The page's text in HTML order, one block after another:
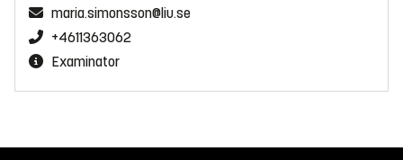
maria.simonsson@liu.se
+4611363062
Examinator